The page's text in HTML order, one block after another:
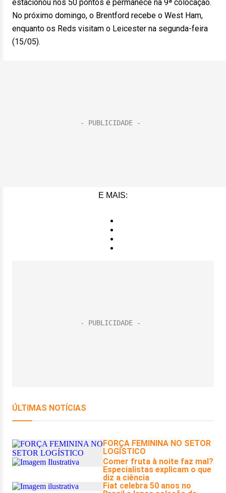
estacionou nos 50 pontos e permanece na 9ª colocação.
No próximo domingo, o Brentford recebe o West Ham,
enquanto os Reds visitam o Leicester na segunda-feira
(15/05).
E MAIS: